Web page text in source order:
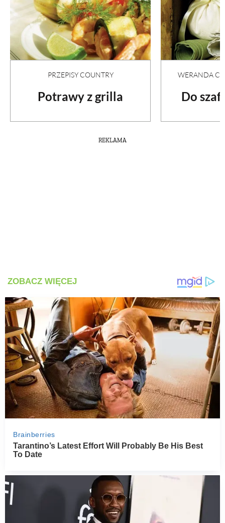
PRZEPISY COUNTRY
Potrawy z grilla
WERANDA
Do
REKLAMA